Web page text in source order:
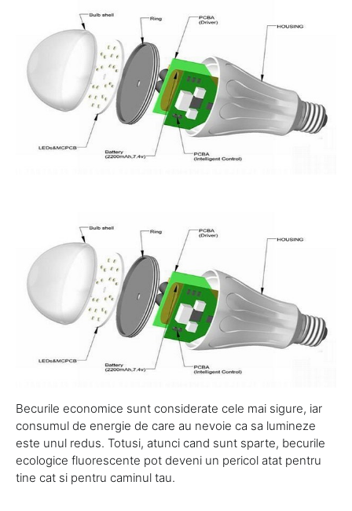
Becurile economice sunt considerate cele mai sigure, iar
consumul de energie de care au nevoie ca sa lumineze
este unul redus. Totusi, atunci cand sunt sparte, becurile
ecologice fluorescente pot deveni un pericol atat pentru
tine cat si pentru caminul tau.